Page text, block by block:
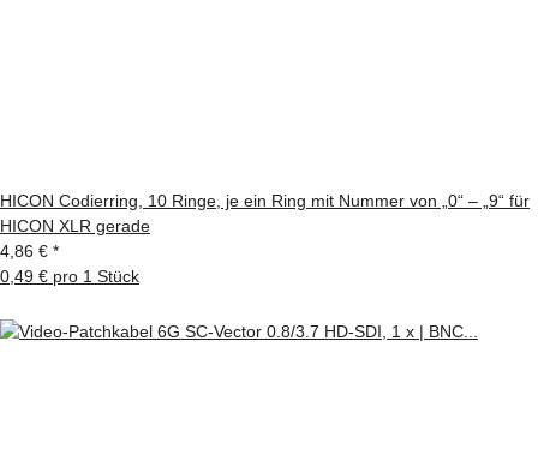
HICON Codierring, 10 Ringe, je ein Ring mit Nummer von „0“ – „9“ für
HICON XLR gerade
4,86 € *
0,49 € pro 1 Stück